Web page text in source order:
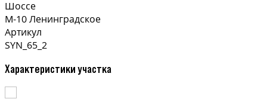
Шоссе
М-10 Ленинградское
Артикул
SYN_65_2
Характеристики участка